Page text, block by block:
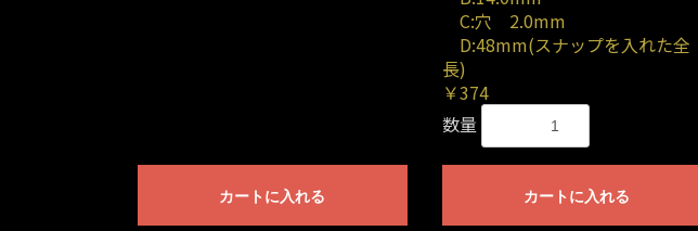
カートに入れる
C:穴 2.0mm
D:48mm(スナップを入れた全
長)
￥374
数量
カートに入れる